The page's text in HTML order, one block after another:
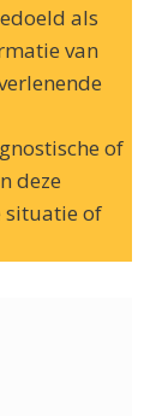
als
van
of
deze
situatie of